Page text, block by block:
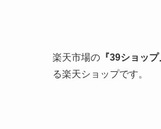
楽天市場の 『39ショップ
る楽天ショップです。